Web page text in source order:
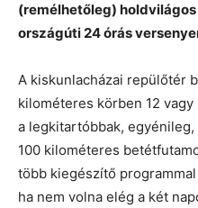
(remélhetőleg)
országúti 24 órás
A kiskunlacházai repülőtér
kilométeres körben 12
a legkitartóbbak, egyénileg,
100 kilométeres
több kiegészítő
ha nem volna elég a két